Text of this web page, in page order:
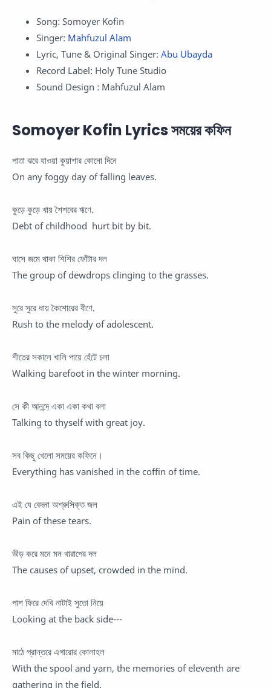
Song: Somoyer Kofin
Singer: Mahfuzul Alam
Lyric, Tune & Original Singer: Abu Ubayda
Record Label: Holy Tune Studio
Sound Design : Mahfuzul Alam
Somoyer Kofin Lyrics সময়ের কফিন
পাতা ঝরে যাওয়া কুয়াশার কোনো দিনে
On any foggy day of falling leaves.
কুড়ে কুড়ে খায় শৈশবের ঋণে.
Debt of childhood hurt bit by bit.
ঘাসে জমে থাকা শিশির ফোঁটার দল
The group of dewdrops clinging to the grasses.
সুরে সুরে ধায় কৈশোরের বীণে.
Rush to the melody of adolescent.
শীতের সকালে খালি পায়ে হেঁটে চলা
Walking barefoot in the winter morning.
সে কী আনন্দে একা একা কথা বলা
Talking to thyself with great joy.
সব কিছু খেলো সময়ের কফিনে।
Everything has vanished in the coffin of time.
এই যে বেদনা অশ্রুসিক্ত জল
Pain of these tears.
ভীড় করে মনে মন খারাপের দল
The causes of upset, crowded in the mind.
পাশ ফিরে দেখি নাটাই সুতো নিয়ে
Looking at the back side---
মাঠে প্রান্তরে এগারোর কোলাহল
With the spool and yarn, the memories of eleventh are
gathering in the field.